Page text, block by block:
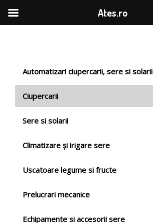
Automatizari ciupercarii, sere si solarii
Ciupercarii
Sere si solarii
Climatizare și irigare sere
Uscatoare legume si fructe
Prelucrari mecanice
Echipamente si accesorii sere
Ates.ro